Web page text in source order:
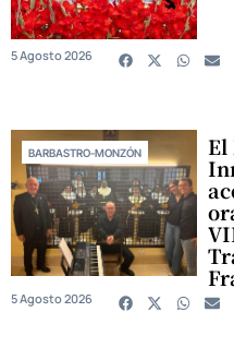
5 Agosto 2026
BARBASTRO-MONZÓN El
5 Agosto 2026